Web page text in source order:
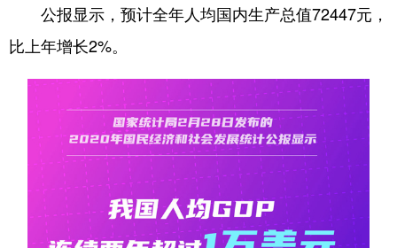
学术中国 乡村振兴 银龄 溯源中国
城市
彩票 娱乐 时尚 悦读
公益 一带一路 亚太网 上市公司
文化产业
地方频道
公报显示，预计全年人均国内生产总值72447元，
比上年增长2%。